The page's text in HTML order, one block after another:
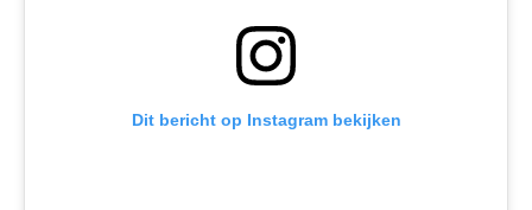
Dit bericht op Instagram bekijken